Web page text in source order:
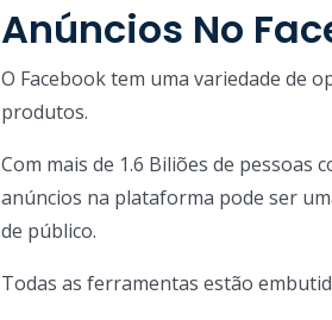
Anúncios No
O Facebook tem uma variedade de
produtos.
Com mais de 1.6 Biliões de pessoas
anúncios na plataforma pode ser
de público.
Todas as ferramentas estão